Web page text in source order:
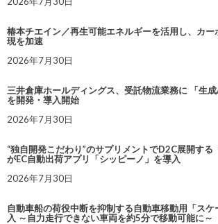
椿本チエイン／再生可能エネルギーを活用し、カ
現を加速
2026年7月30日
三井倉庫ホールディングス、受託物流業務に 「生成
を開発・導入開始
2026年7月30日
“独自開発こだわり”のサプリメントでD2C展開する
がEC自動出荷アプリ「シッピーノ」を導入
2026年7月30日
自動車船の荷役中断を抑制する自動車移動用「ス
入 ～自力走行できない車両を約5分で移動可能に～